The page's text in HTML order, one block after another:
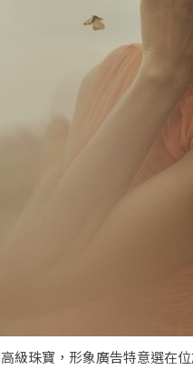
珠寶，形象廣告特意選在